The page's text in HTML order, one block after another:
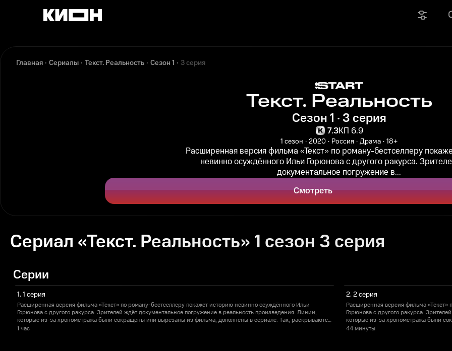
Главная Сериалы Текст. Реальность Сезон 1 3 серия
Текст. Реальность
Сезон 1 · 3 серия
7.3КП 6.9
1 сезон 2020 Россия Драма 18+
Расширенная версия фильма «Текст» по роману-бестселлеру
невинно осуждённого Ильи Горюнова с другого ракурса.
документальное погружение в...
Смотреть
Сериал «Текст. Реальность» 1 сезон 3 серия
Серии
1. 1 серия
Расширенная версия фильма «Текст» по роману-бестселлеру покажет историю невинно осуждённого Ильи
Горюнова с другого ракурса. Зрителей ждёт документальное погружение в реальность произведения. Линии,
которые из-за хронометража были сокращены или вырезаны из фильма, дополнены в сериале. Так, раскрываются
подробности отношений героев Асмус и Янковского.
1 час
2. 2 серия
Расширенная версия фильма «Текст»
Горюнова с другого ракурса.
которые из-за хронометража были
подробности отношений героев
44 минуты